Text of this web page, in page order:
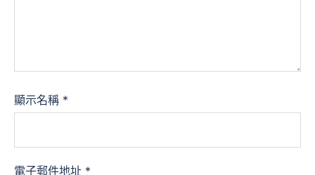
顯示名稱 *
電子郵件地址 *